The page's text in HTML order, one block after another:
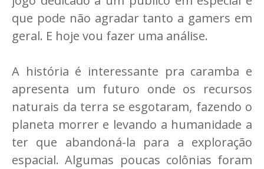
que pode não agradar tanto a gamers em
geral. E hoje vou fazer uma análise.
A história é interessante pra caramba e
apresenta um futuro onde os recursos
naturais da terra se esgotaram, fazendo o
planeta morrer e levando a humanidade a
ter que abandoná-la para a exploração
espacial. Algumas poucas colônias foram